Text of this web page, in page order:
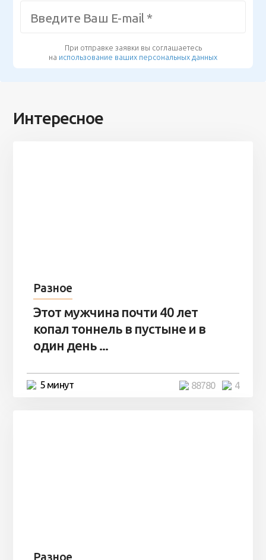
При отправке заявки вы соглашаетесь
на использование ваших персональных данных
Интересное
Разное
Этот мужчина почти 40 лет
копал тоннель в пустыне и в
один день ...
5 минут 4
88780
Разное